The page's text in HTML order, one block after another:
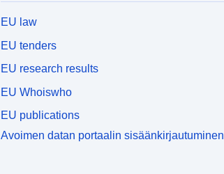
EU law
EU tenders
EU research results
EU Whoiswho
EU publications
Avoimen datan portaalin sisäänkirjautuminen